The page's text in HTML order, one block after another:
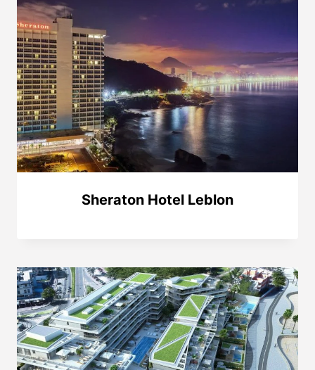
Sheraton Hotel Leblon